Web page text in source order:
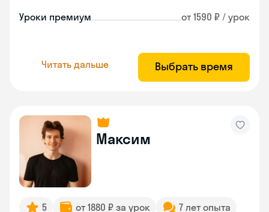
Уроки премиум от 1590 ₽ / урок
Читать дальше Выбрать время
Максим
5 от 1880 ₽ за урок
7 лет опыта